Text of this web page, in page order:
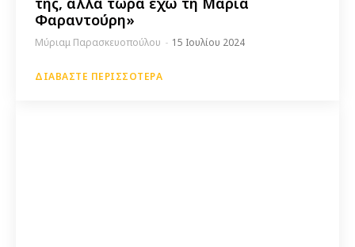
Φαραντούρη»
Μύριαμ Παρασκευοπούλου - 15 Ιουλίου 2024
ΔΙΑΒΆΣΤΕ ΠΕΡΙΣΣΌΤΕΡΑ